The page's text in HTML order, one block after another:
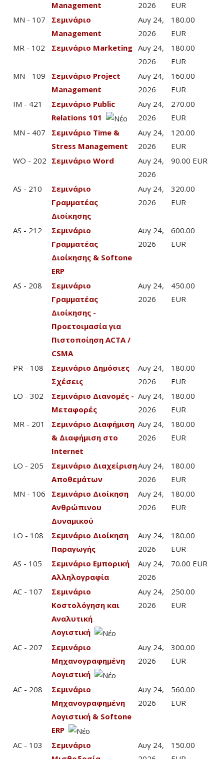
Management
2026
EUR
MN - 107
Σεμινάριο
Management
Αυγ 24,
2026
180.00
EUR
MR - 102
Σεμινάριο Marketing Αυγ 24,
2026
180.00
EUR
MN - 109
Σεμινάριο Project
Management
Αυγ 24,
2026
160.00
EUR
IM - 421
Σεμινάριο Public
Relations 101
Αυγ 24,
2026
270.00
EUR
MN - 407
Σεμινάριο Time &
Stress Management
Αυγ 24,
2026
120.00
EUR
WO - 202 Σεμινάριο Word
Αυγ 24,
2026
90.00 EUR
AS - 210
Σεμινάριο
Γραμματέας
Διοίκησης
Αυγ 24,
2026
320.00
EUR
AS - 212
Σεμινάριο
Γραμματέας
Διοίκησης & Softone
ERP
Αυγ 24,
2026
600.00
EUR
AS - 208
Σεμινάριο
Γραμματέας
Διοίκησης -
Προετοιμασία για
Πιστοποίηση ACTA /
CSMA
Αυγ 24,
2026
450.00
EUR
PR - 108
Σεμινάριο Δημόσιες
Σχέσεις
Αυγ 24,
2026
180.00
EUR
LO - 302
Σεμινάριο Διανομές -
Μεταφορές
Αυγ 24,
2026
180.00
EUR
MR - 201
Σεμινάριο Διαφήμιση
& Διαφήμιση στο
Internet
Αυγ 24,
2026
180.00
EUR
LO - 205
Σεμινάριο Διαχείριση
Αποθεμάτων
Αυγ 24,
2026
180.00
EUR
MN - 106
Σεμινάριο Διοίκηση
Ανθρώπινου
Δυναμικού
Αυγ 24,
2026
180.00
EUR
LO - 108
Σεμινάριο Διοίκηση
Παραγωγής
Αυγ 24,
2026
180.00
EUR
AS - 105
Σεμινάριο Εμπορική
Αλληλογραφία
Αυγ 24,
2026
70.00 EUR
AC - 107
Σεμινάριο
Κοστολόγηση και
Αναλυτική
Λογιστική
Αυγ 24,
2026
250.00
EUR
AC - 207
Σεμινάριο
Μηχανογραφημένη
Λογιστική
Αυγ 24,
2026
300.00
EUR
AC - 208
Σεμινάριο
Μηχανογραφημένη
Λογιστική & Softone
ERP
Αυγ 24,
2026
560.00
EUR
AC - 103
Σεμινάριο
Αυγ 24,
150.00